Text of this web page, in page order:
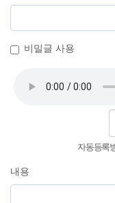
비밀글 사용
자동등록
내용